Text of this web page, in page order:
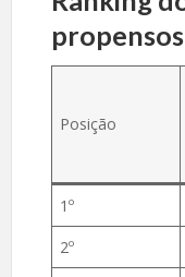
Posição
1º
2º